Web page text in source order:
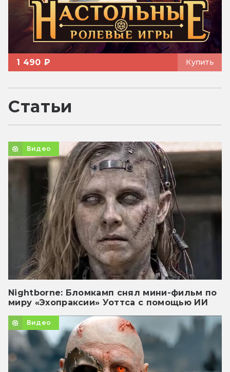
1 490 ₽ Купить
Статьи
Видео
Nightborne: Бломкамп снял мини-фильм по
миру «Эхопраксии» Уоттса с помощью ИИ
Видео